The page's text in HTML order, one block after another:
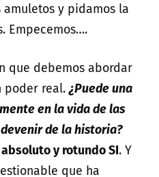
y pidamos la
Empecemos….
que debemos abordar
poder real.¿Puede una
en la vida de las
de la historia?
absoluto y rotundo SI. Y
que ha